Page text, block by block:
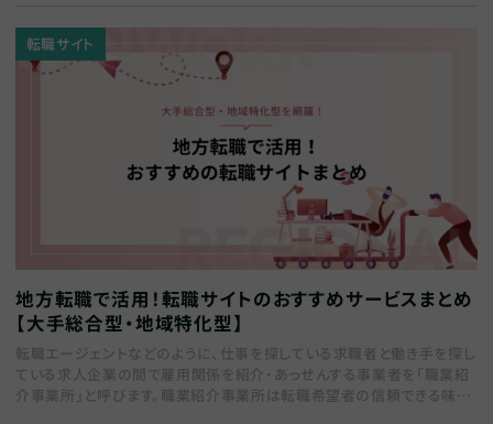
転職サイト
地方転職で活用！転職サイトのおすすめサービスまとめ
【大手総合型・地域特化型】
転職エージェントなどのように、仕事を探している求職者と働き手を探し
ている求人企業の間で雇用関係を紹介・あっせんする事業者を「職業紹
介事業所」と呼びます。職業紹介事業所は転職希望者の信頼できる味方